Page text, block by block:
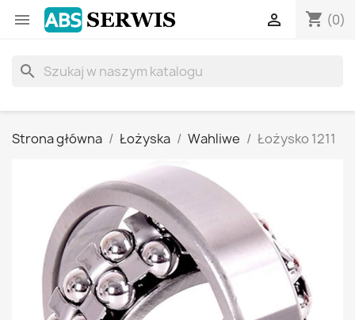
 shopping_cart (0)

search
Strona główna Łożyska Wahliwe Łożysko 1211